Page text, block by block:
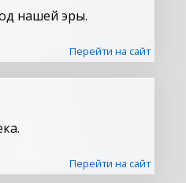
нашей эры.
Перейти на сайт
Перейти на сайт